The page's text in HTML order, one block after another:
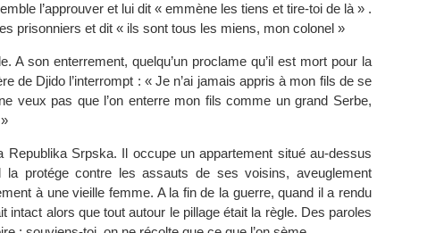
l’approuver et lui dit « emmène les tiens et tire-toi de là » .
prisonniers et dit « ils sont tous les miens, mon colonel »
A son enterrement, quelqu’un proclame qu’il est mort pour la
de Djido l’interrompt : « Je n’ai jamais appris à mon fils de se
veux pas que l’on enterre mon fils comme un grand Serbe,
Srpska. Il occupe un appartement situé au-dessus
la protége contre les assauts de ses voisins, aveuglement
à une vieille femme. A la fin de la guerre, quand il a rendu
intact alors que tout autour le pillage était la règle. Des paroles